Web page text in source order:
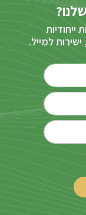
ייחודיות
למייל.